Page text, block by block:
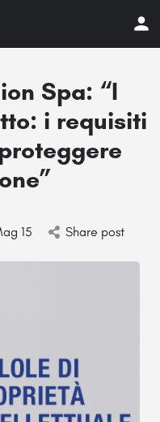
Spa: “I
i requisiti
15 Share post